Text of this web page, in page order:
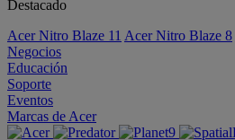
Destacado
Acer Nitro Blaze 11 Acer Nitro Blaze 8
Negocios
Educación
Soporte
Eventos
Marcas de Acer